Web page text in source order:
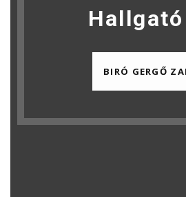
BIRÓ GERGŐ